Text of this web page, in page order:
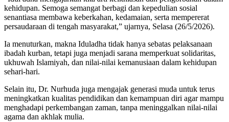
kehidupan. Semoga semangat berbagi dan kepedulian sosial
senantiasa membawa keberkahan, kedamaian, serta mempererat
persaudaraan di tengah masyarakat,” ujarnya, Selasa (26/5/2026).
Ia menuturkan, makna Iduladha tidak hanya sebatas pelaksanaan
ibadah kurban, tetapi juga menjadi sarana memperkuat solidaritas,
ukhuwah Islamiyah, dan nilai-nilai kemanusiaan dalam kehidupan
sehari-hari.
Selain itu, Dr. Nurhuda juga mengajak generasi muda untuk terus
meningkatkan kualitas pendidikan dan kemampuan diri agar mampu
menghadapi perkembangan zaman, tanpa meninggalkan nilai-nilai
agama dan akhlak mulia.